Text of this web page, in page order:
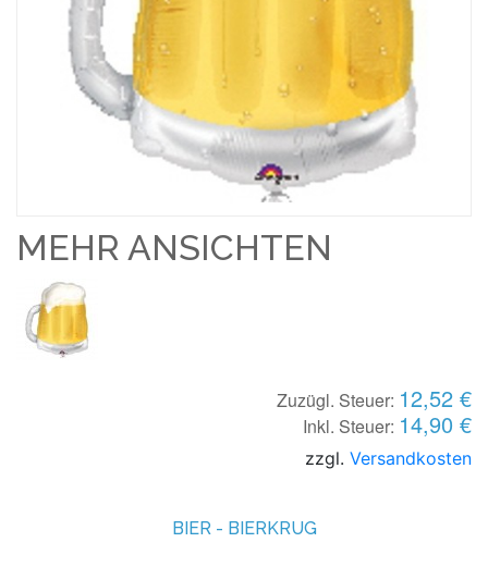
MEHR ANSICHTEN
Zuzügl. Steuer: 12,52 €
Inkl. Steuer: 14,90 €
zzgl. Versandkosten
BIER - BIERKRUG